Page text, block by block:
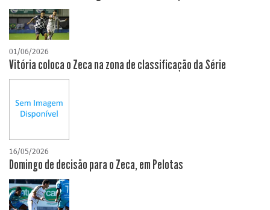
01/06/2026
Vitória coloca o Zeca na zona de classificação da Série
16/05/2026
Domingo de decisão para o Zeca, em Pelotas